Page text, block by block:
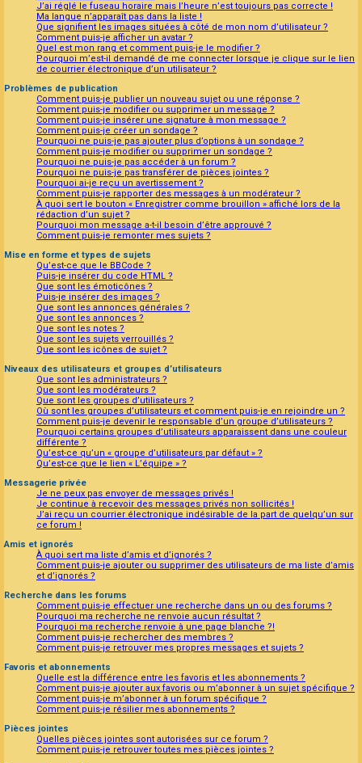
J’ai réglé le fuseau horaire mais l’heure n’est toujours pas correcte !
Ma langue n’apparaît pas dans la liste !
Que signifient les images situées à côté de mon nom d’utilisateur ?
Comment puis-je afficher un avatar ?
Quel est mon rang et comment puis-je le modifier ?
Pourquoi m’est-il demandé de me connecter lorsque je clique sur le lien
de courrier électronique d’un utilisateur ?
Problèmes de publication
Comment puis-je publier un nouveau sujet ou une réponse ?
Comment puis-je modifier ou supprimer un message ?
Comment puis-je insérer une signature à mon message ?
Comment puis-je créer un sondage ?
Pourquoi ne puis-je pas ajouter plus d’options à un sondage ?
Comment puis-je modifier ou supprimer un sondage ?
Pourquoi ne puis-je pas accéder à un forum ?
Pourquoi ne puis-je pas transférer de pièces jointes ?
Pourquoi ai-je reçu un avertissement ?
Comment puis-je rapporter des messages à un modérateur ?
À quoi sert le bouton « Enregistrer comme brouillon » affiché lors de la
rédaction d’un sujet ?
Pourquoi mon message a-t-il besoin d’être approuvé ?
Comment puis-je remonter mes sujets ?
Mise en forme et types de sujets
Qu’est-ce que le BBCode ?
Puis-je insérer du code HTML ?
Que sont les émoticônes ?
Puis-je insérer des images ?
Que sont les annonces générales ?
Que sont les annonces ?
Que sont les notes ?
Que sont les sujets verrouillés ?
Que sont les icônes de sujet ?
Niveaux des utilisateurs et groupes d’utilisateurs
Que sont les administrateurs ?
Que sont les modérateurs ?
Que sont les groupes d’utilisateurs ?
Où sont les groupes d’utilisateurs et comment puis-je en rejoindre un ?
Comment puis-je devenir le responsable d’un groupe d’utilisateurs ?
Pourquoi certains groupes d’utilisateurs apparaissent dans une couleur
différente ?
Qu’est-ce qu’un « groupe d’utilisateurs par défaut » ?
Qu’est-ce que le lien « L’équipe » ?
Messagerie privée
Je ne peux pas envoyer de messages privés !
Je continue à recevoir des messages privés non sollicités !
J’ai reçu un courrier électronique indésirable de la part de quelqu’un sur
ce forum !
Amis et ignorés
À quoi sert ma liste d’amis et d’ignorés ?
Comment puis-je ajouter ou supprimer des utilisateurs de ma liste d’amis
et d’ignorés ?
Recherche dans les forums
Comment puis-je effectuer une recherche dans un ou des forums ?
Pourquoi ma recherche ne renvoie aucun résultat ?
Pourquoi ma recherche renvoie à une page blanche ?!
Comment puis-je rechercher des membres ?
Comment puis-je retrouver mes propres messages et sujets ?
Favoris et abonnements
Quelle est la différence entre les favoris et les abonnements ?
Comment puis-je ajouter aux favoris ou m’abonner à un sujet spécifique ?
Comment puis-je m’abonner à un forum spécifique ?
Comment puis-je résilier mes abonnements ?
Pièces jointes
Quelles pièces jointes sont autorisées sur ce forum ?
Comment puis-je retrouver toutes mes pièces jointes ?